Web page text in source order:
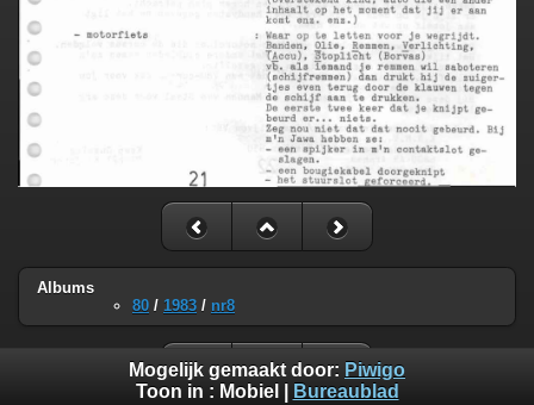
Albums
80 / 1983 / nr8
Mogelijk gemaakt door: Piwigo
Toon in : Mobiel Bureaublad